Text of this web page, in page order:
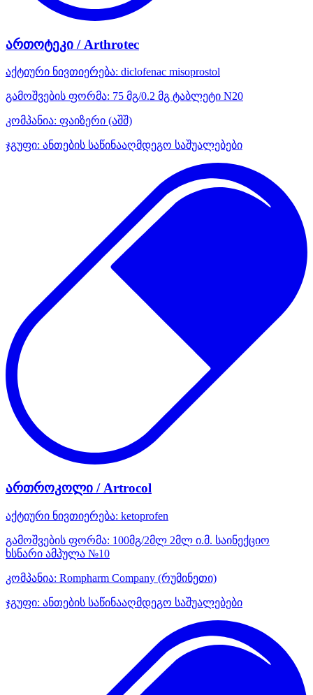
ართოტეკი / Arthrotec
აქტიური ნივთიერება: diclofenac misoprostol
გამოშვების ფორმა: 75 მგ/0.2 მგ ტაბლეტი N20
კომპანია: ფაიზერი (აშშ)
ჯგუფი: ანთების საწინააღმდეგო საშუალებები
ართროკოლი / Artrocol
აქტიური ნივთიერება: ketoprofen
გამოშვების ფორმა: 100მგ/2მლ 2მლ ი.მ. საინექციო
ხსნარი ამპულა №10
კომპანია: Rompharm Company (რუმინეთი)
ჯგუფი: ანთების საწინააღმდეგო საშუალებები